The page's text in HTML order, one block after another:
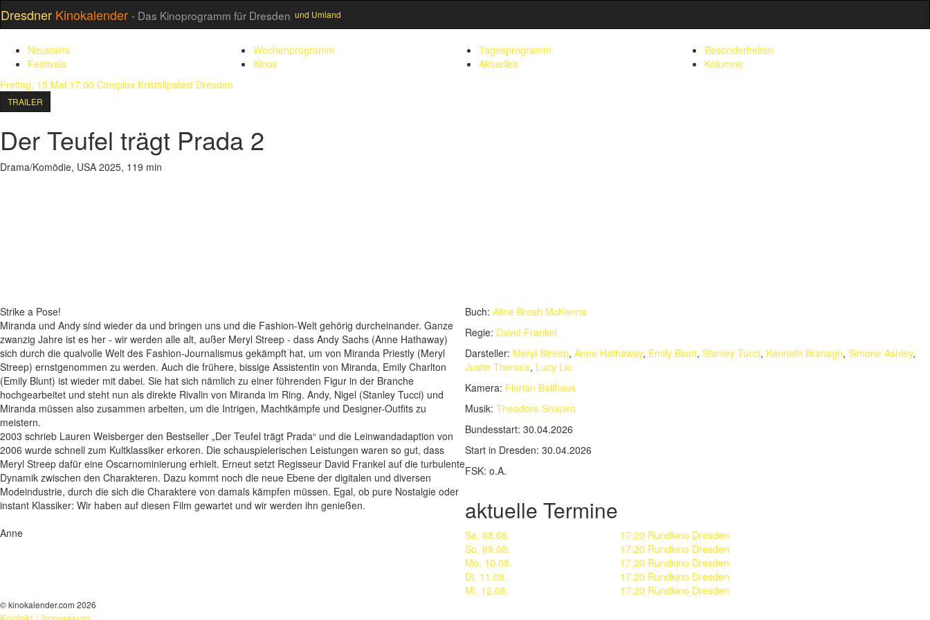
Dresdner Kinokalender - Das Kinoprogramm für Dresden und Umland
Neustarts Wochenprogramm Tagesprogramm
Besonderheiten
Festivals
Kinos Aktuelles
Kolumne
Freitag, 15.Mai 17:00 Cineplex Kristallpalast Dresden
TRAILER
Der Teufel trägt Prada 2
Drama/Komödie, USA 2025, 119 min
Strike a Pose!
Miranda und Andy sind wieder da und bringen uns und die Fashion-Welt gehörig durcheinander. Ganze
zwanzig Jahre ist es her - wir werden alle alt, außer Meryl Streep - dass Andy Sachs (Anne Hathaway)
sich durch die qualvolle Welt des Fashion-Journalismus gekämpft hat, um von Miranda Priestly (Meryl
Streep) ernstgenommen zu werden. Auch die frühere, bissige Assistentin von Miranda, Emily Charlton
(Emily Blunt) ist wieder mit dabei. Sie hat sich nämlich zu einer führenden Figur in der Branche
hochgearbeitet und steht nun als direkte Rivalin von Miranda im Ring. Andy, Nigel (Stanley Tucci) und
Miranda müssen also zusammen arbeiten, um die Intrigen, Machtkämpfe und Designer-Outfits zu
meistern.
2003 schrieb Lauren Weisberger den Bestseller „Der Teufel trägt Prada“ und die Leinwandadaption von
2006 wurde schnell zum Kultklassiker erkoren. Die schauspielerischen Leistungen waren so gut, dass
Meryl Streep dafür eine Oscarnominierung erhielt. Erneut setzt Regisseur David Frankel auf die turbulente
Dynamik zwischen den Charakteren. Dazu kommt noch die neue Ebene der digitalen und diversen
Modeindustrie, durch die sich die Charaktere von damals kämpfen müssen. Egal, ob pure Nostalgie oder
instant Klassiker: Wir haben auf diesen Film gewartet und wir werden ihn genießen.
Anne
Buch: Aline Brosh McKenna
Regie: David Frankel
Darsteller: Meryl Streep, Anne Hathaway, Emily Blunt, Stanley Tucci, Kenneth Branagh, Simone Ashley,
Justin Theroux, Lucy Liu
Kamera: Florian Ballhaus
Musik: Theodore Shapiro
Bundesstart: 30.04.2026
Start in Dresden: 30.04.2026
FSK: o.A.
aktuelle Termine
Sa, 08.08.
17:20 Rundkino Dresden
So, 09.08.
17:20 Rundkino Dresden
Mo, 10.08.
17:20 Rundkino Dresden
Di, 11.08.
17:20 Rundkino Dresden
Mi, 12.08.
17:20 Rundkino Dresden
© kinokalender.com 2026